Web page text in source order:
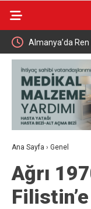
Su
Ana Sayfa › Genel
Ağrı